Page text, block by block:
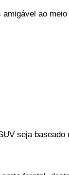
ao
seja baseado